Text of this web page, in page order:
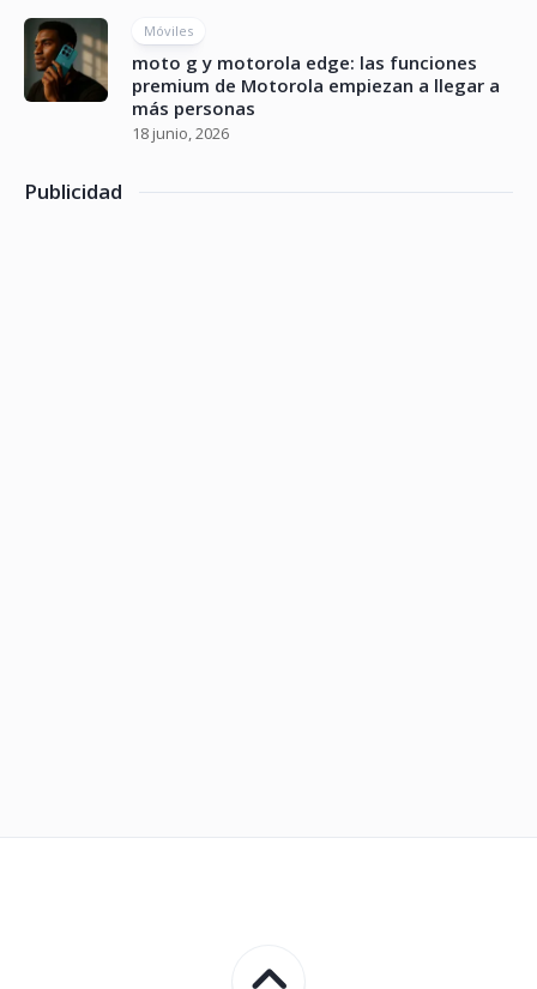
Móviles
moto g y motorola edge: las funciones
premium de Motorola empiezan a llegar a
más personas
18 junio, 2026
Publicidad